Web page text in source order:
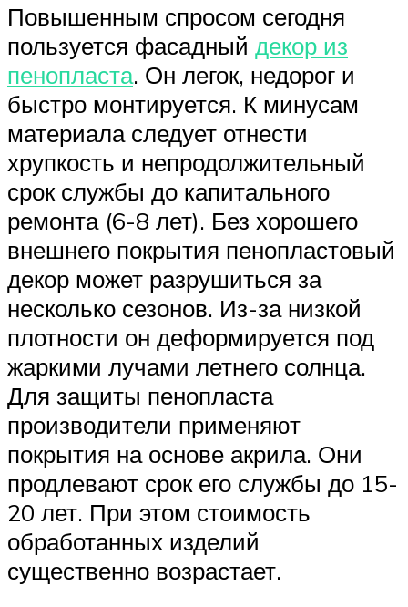
Повышенным спросом сегодня
пользуется фасадный декор из
пенопласта. Он легок, недорог и
быстро монтируется. К минусам
материала следует отнести
хрупкость и непродолжительный
срок службы до капитального
ремонта (6-8 лет). Без хорошего
внешнего покрытия пенопластовый
декор может разрушиться за
несколько сезонов. Из-за низкой
плотности он деформируется под
жаркими лучами летнего солнца.
Для защиты пенопласта
производители применяют
покрытия на основе акрила. Они
продлевают срок его службы до 15-
20 лет. При этом стоимость
обработанных изделий
существенно возрастает.